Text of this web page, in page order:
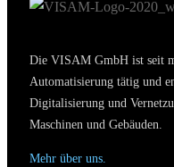
Die VISAM GmbH ist seit
Automatisierung tätig und
Digitalisierung und
Maschinen und Gebäuden.
Mehr über uns.